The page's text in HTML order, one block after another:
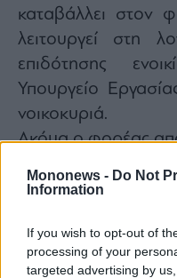
Mononews - Do Not
Information
If you wish to opt-out of
processing of your
targeted advertising by
καταβάλλει στον
λειτουργεί στη
επιδότησης
Υπουργείο
νοικοκυριά.
Ακόμα ο φορέας
τη διαχείριση
αυτές από τους
ακίνηταπου
πτωχευτικό της